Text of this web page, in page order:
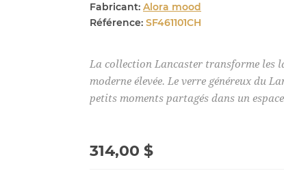
Fabricant: Alora mood
Référence: SF461101CH
La collection Lancaster transforme les
moderne élevée. Le verre généreux du
petits moments partagés dans un
314,00 $